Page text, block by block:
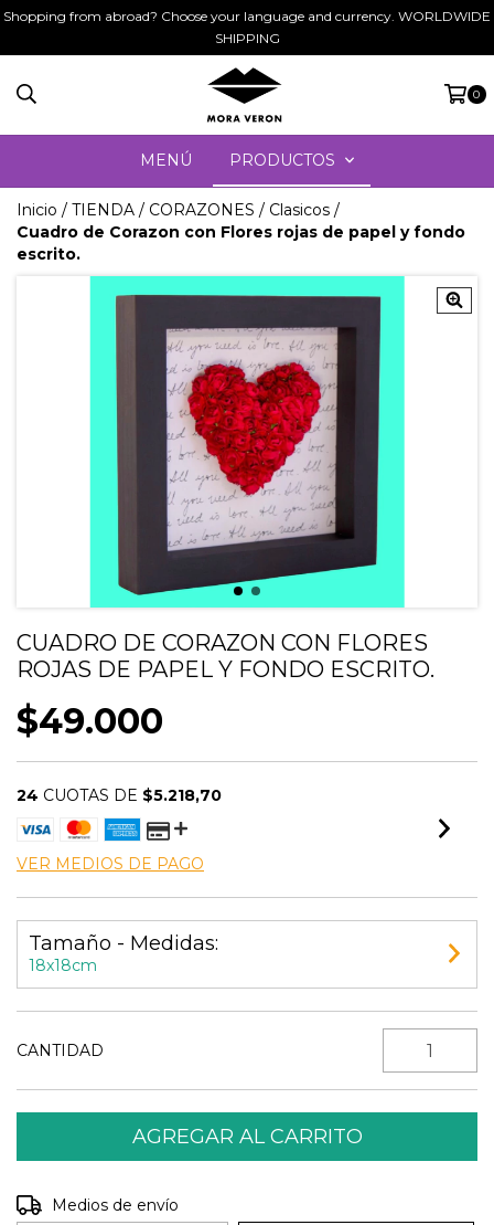
Shopping from abroad? Choose your language and currency. WORLDWIDE
SHIPPING
0
MENÚ PRODUCTOS
Inicio / TIENDA / CORAZONES / Clasicos /
Cuadro de Corazon con Flores rojas de papel y fondo
escrito.
CUADRO DE CORAZON CON FLORES
ROJAS DE PAPEL Y FONDO ESCRITO.
$49.000
24 CUOTAS DE $5.218,70
VER MEDIOS DE PAGO
Tamaño - Medidas:
18x18cm
CANTIDAD
Entregas para el CP:
Medios de envío